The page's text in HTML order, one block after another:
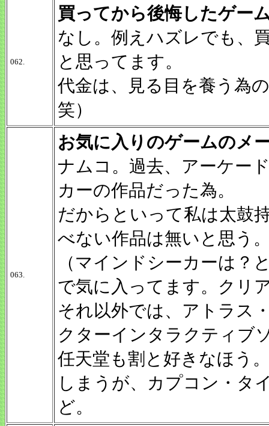
062.
買ってから後悔したゲー
なし。例えハズレでも、
と思ってます。
代金は、見る目を養う為
笑）
063.
お気に入りのゲームのメ
ナムコ。過去、アーケー
カーの作品だった為。
だからといって私は太鼓
べない作品は無いと思う
（マインドシーカーは
で気に入ってます。クリ
それ以外では、アトラス
クターインタラクティブ
任天堂も割と好きなほう
しまうが、カプコン・タ
ど。